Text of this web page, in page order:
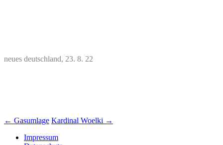
neues deutschland, 23. 8. 22
Beitrags-
Navigation
← Gasumlage Kardinal Woelki →
Impressum